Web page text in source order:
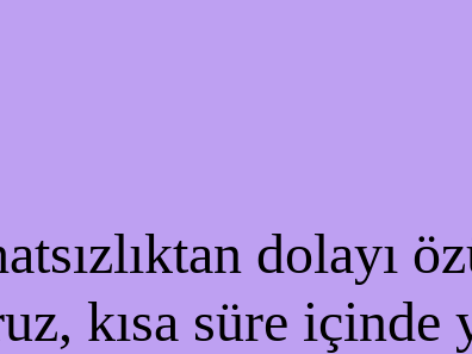
dolayı
kısa süre